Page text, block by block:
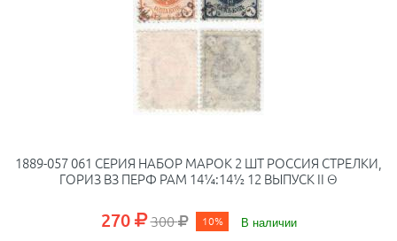
1889-057 061 СЕРИЯ НАБОР МАРОК 2 ШТ РОССИЯ СТРЕЛКИ,
ГОРИЗ ВЗ ПЕРФ РАМ 14¼:14½ 12 ВЫПУСК II Θ
270 300 10% В наличии